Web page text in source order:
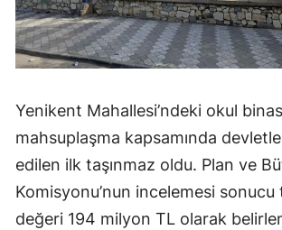
Yenikent Mahallesi’ndeki okul
mahsuplaşma kapsamında
edilen ilk taşınmaz oldu. Plan ve
Komisyonu’nun incelemesi sonucu
değeri 194 milyon TL olarak